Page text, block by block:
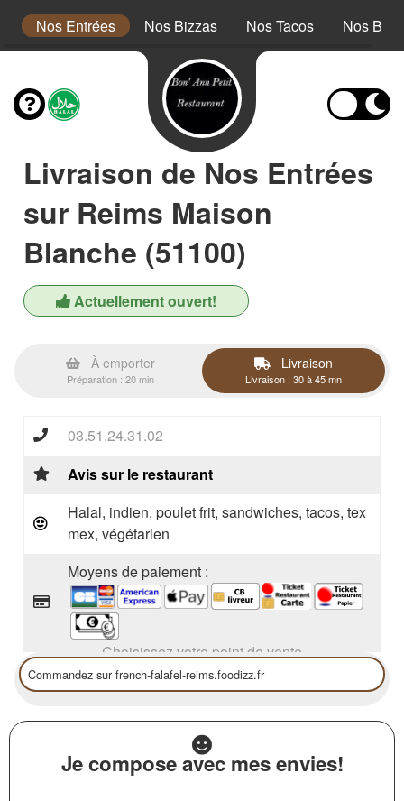
Nos Entrées Nos Bizzas Nos Tacos Nos
Livraison de Nos Entrées
sur Reims Maison
Blanche (51100)
Actuellement ouvert!
À emporter
Préparation : 20 min
Livraison
Livraison : 30 à 45 mn
03.51.24.31.02
Avis sur le restaurant
Halal, indien, poulet frit, sandwiches, tacos, tex
mex, végétarien
Moyens de paiement :
Choisissez votre point de vente
Je compose avec mes envies!